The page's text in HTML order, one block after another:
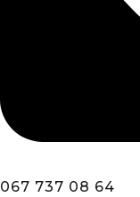
067 737 08 64